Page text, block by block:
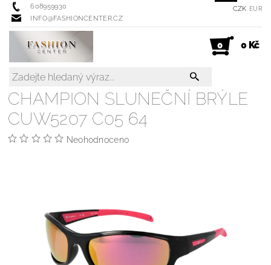
608959930
INFO@FASHIONCENTER.CZ
CZK EUR
0 0 Kč
CHAMPION SLUNEČNÍ BRÝLE
CUW5207 C05 64
Neohodnoceno